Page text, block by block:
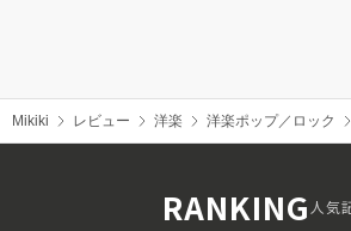
Mikiki レビュー 洋楽 洋楽ポップ／ロック
RANKING人気